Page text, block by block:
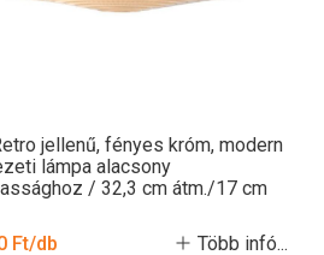
jellenű, fényes króm, modern
lámpa alacsony
/ 32,3 cm átm./17 cm
Ft/db
Több infó...